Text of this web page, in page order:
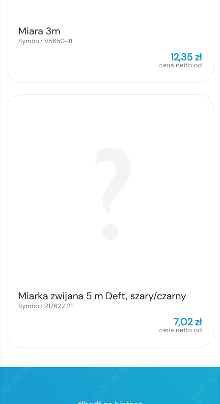
Miara 3m
Symbol: V5650-11
12,35zł
cena netto od
Miarka zwijana 5 m Deft, szary/czarny
Symbol: R17622.21
7,02zł
cena netto od